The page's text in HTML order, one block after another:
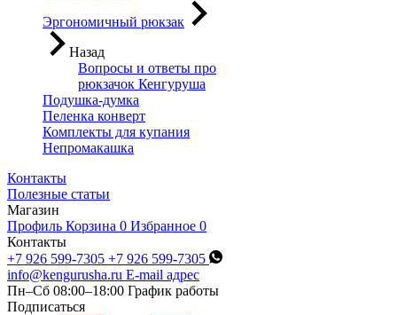
Эргономичный рюкзак
Назад
Вопросы и ответы про
рюкзачок Кенгуруша
Подушка-думка
Пеленка конверт
Комплекты для купания
Непромакашка
Контакты
Полезные статьи
Магазин
Профиль Корзина 0 Избранное 0
Контакты
+7 926 599-7305 +7 926 599-7305
info@kengurusha.ru E-mail адрес
Пн–Сб 08:00–18:00 График работы
Подписаться